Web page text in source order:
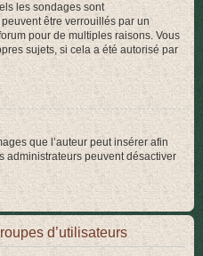
les sondages sont
être verrouillés par un
pour de multiples raisons. Vous
sujets, si cela a été autorisé par
que l’auteur peut insérer afin
administrateurs peuvent désactiver
d’utilisateurs